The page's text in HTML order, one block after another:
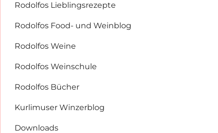
Rodolfos Lieblingsrezepte
Rodolfos Food- und Weinblog
Rodolfos Weine
Rodolfos Weinschule
Rodolfos Bücher
Kurlimuser Winzerblog
Downloads